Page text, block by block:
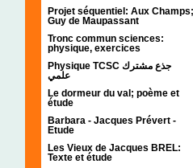
Projet séquentiel: Aux Champs;
Guy de Maupassant
Tronc commun sciences:
physique, exercices
Physique TCSC جذع مشترك
علمي
Le dormeur du val; poème et
étude
Barbara - Jacques Prévert -
Etude
Les Vieux de Jacques BREL:
Texte et étude